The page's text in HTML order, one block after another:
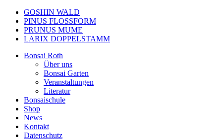
GOSHIN WALD
PINUS FLOSSFORM
PRUNUS MUME
LARIX DOPPELSTAMM
Bonsai Roth
Über uns
Bonsai Garten
Veranstaltungen
Literatur
Bonsaischule
Shop
News
Kontakt
Datenschutz